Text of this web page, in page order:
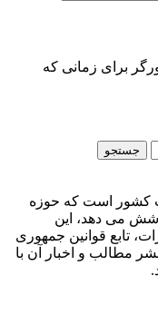
برای زمانی که
کشور است که حوزه
می دهد، این
تابع قوانین جمهوری
مطالب و اخبار آن با